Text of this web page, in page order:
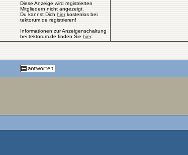
Diese Anzeige wird registrierten
Mitgliedern nicht angezeigt.
Du kannst Dich hierkostenlos bei
tektorum.de registrieren!
Informationen zur Anzeigenschaltung
bei tektorum.de finden Sie hier.